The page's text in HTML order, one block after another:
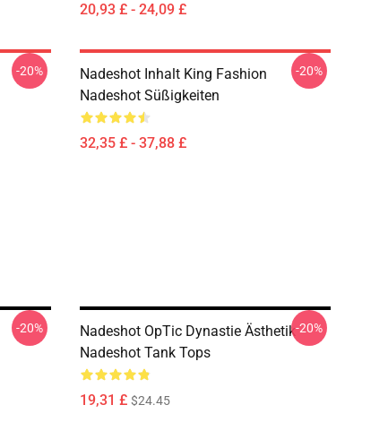
20,93 £ - 24,09 £
-20%
Nadeshot Inhalt King Fashion
Nadeshot Süßigkeiten
32,35 £ - 37,88 £
-20%
-20%
Nadeshot OpTic Dynastie Ästhetik
Nadeshot Tank Tops
19,31 £ $24.45
-20%